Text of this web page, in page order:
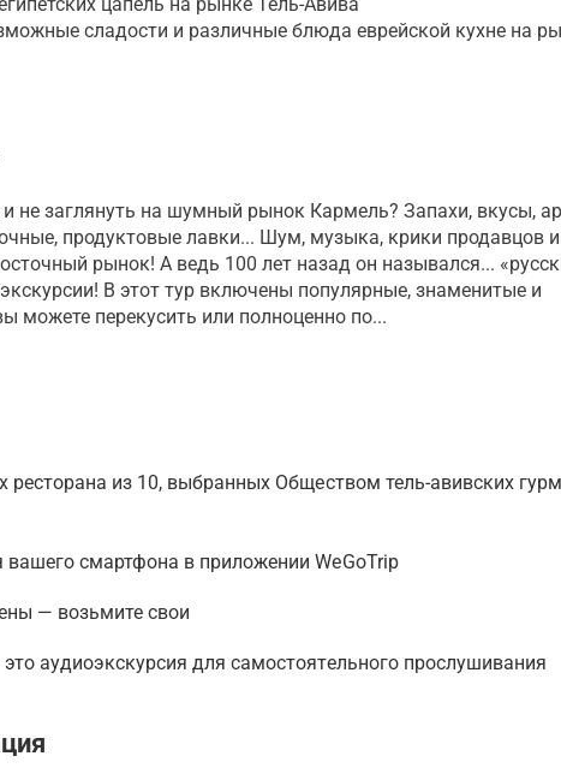
сладости и различные блюда еврейской кухне на
не заглянуть на шумный рынок Кармель? Запахи, вкусы,
продуктовые лавки... Шум, музыка, крики продавцов и
рынок! А ведь 100 лет назад он назывался...
В этот тур включены популярные, знаменитые и
можете перекусить или полноценно по...
ресторана из 10, выбранных Обществом тель-авивских
вашего смартфона в приложении WeGoTrip
— возьмите свои
аудиоэкскурсия для самостоятельного прослушивания